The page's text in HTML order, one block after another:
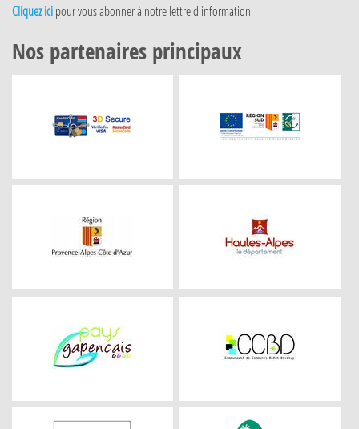
Cliquez ici pour vous abonner à notre lettre d'information
Nos partenaires principaux